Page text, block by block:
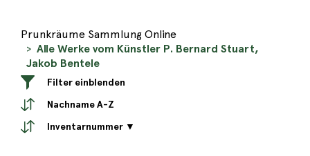
Prunkräume Sammlung Online
Alle Werke vom Künstler P. Bernard Stuart,
Jakob Bentele
Filter einblenden
Nachname A-Z
Inventarnummer ▼